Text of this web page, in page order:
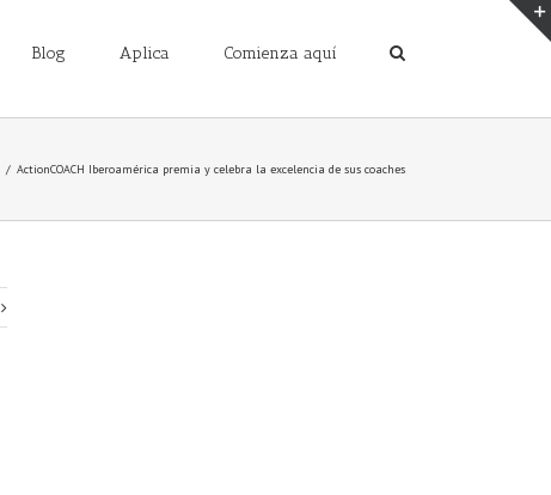
Blog Aplica Comienza aquí
/ ActionCOACH Iberoamérica premia y celebra la excelencia de sus coaches